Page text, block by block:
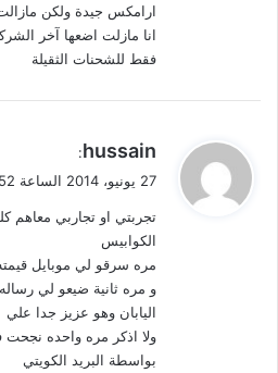
ارامكس جيدة ولكن مازالت
انا مازلت اضعها آخر
فقط للشحنات الثقيلة
ي
ل
hussain
:
27 يونيو، 2014 الساعة 7:52 ص
تجربتي او تجاربي معاهم
الكوابيس
مره سرقو لي موبايل قيمته 500
و مره ثانية ضيعو لي
اليابان وهو عزيز جدا علي
ولا اذكر مره واحده نجحت
بواسطة البريد الكويتي